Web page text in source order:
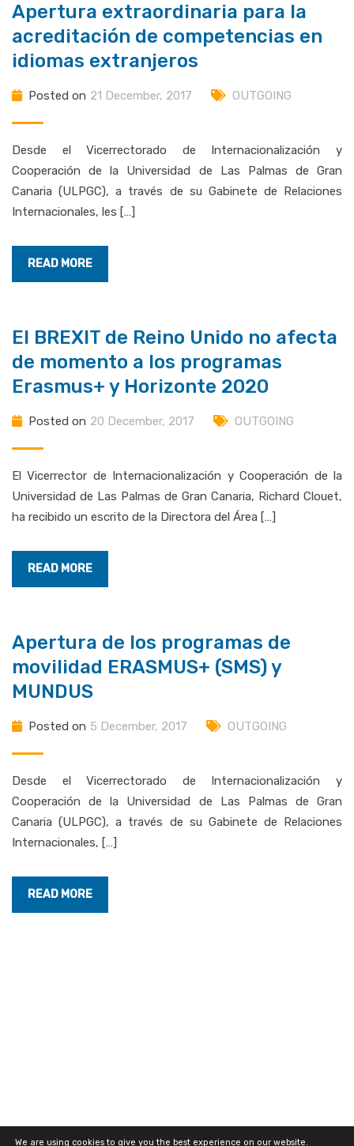
Apertura extraordinaria para la
acreditación de competencias en
idiomas extranjeros
Posted on 21 December, 2017 OUTGOING
Desde el Vicerrectorado de Internacionalización y
Cooperación de la Universidad de Las Palmas de Gran
Canaria (ULPGC), a través de su Gabinete de Relaciones
Internacionales, les […]
READ MORE
El BREXIT de Reino Unido no afecta
de momento a los programas
Erasmus+ y Horizonte 2020
Posted on 20 December, 2017 OUTGOING
El Vicerrector de Internacionalización y Cooperación de la
Universidad de Las Palmas de Gran Canaria, Richard Clouet,
ha recibido un escrito de la Directora del Área […]
READ MORE
Apertura de los programas de
movilidad ERASMUS+ (SMS) y
MUNDUS
Posted on 5 December, 2017 OUTGOING
Desde el Vicerrectorado de Internacionalización y
Cooperación de la Universidad de Las Palmas de Gran
Canaria (ULPGC), a través de su Gabinete de Relaciones
Internacionales, […]
READ MORE
We are using cookies to give you the best experience on our website.